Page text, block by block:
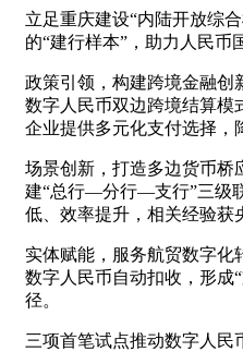
立足重庆建设“内陆开放综
的“建行样本”，助力人民币
政策引领，构建跨境金融创
数字人民币双边跨境结算模
企业提供多元化支付选择，
场景创新，打造多边货币桥
建“总行—分行—支行”三级
低、效率提升，相关经验获
实体赋能，服务航贸数字化
数字人民币自动扣收，形
径。
三项首笔试点推动数字人民